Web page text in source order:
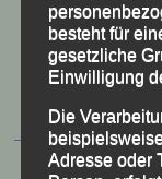
besteht für
gesetzliche
Einwilligung
Die
Adresse oder